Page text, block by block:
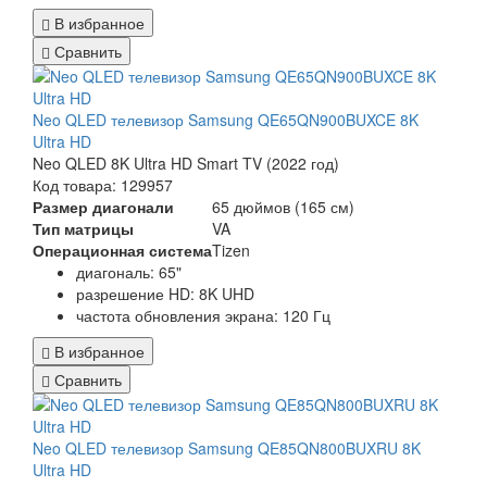
В избранное
Сравнить
Neo QLED телевизор Samsung QE65QN900BUXCE 8K
Ultra HD
Neo QLED 8K Ultra HD Smart TV (2022 год)
Код товара: 129957
Размер диагонали
65 дюймов (165 см)
Тип матрицы
VA
Операционная системаTizen
диагональ: 65"
разрешение HD: 8K UHD
частота обновления экрана: 120 Гц
В избранное
Сравнить
Neo QLED телевизор Samsung QE85QN800BUXRU 8K
Ultra HD